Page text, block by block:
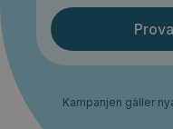
Kampanjen gäller